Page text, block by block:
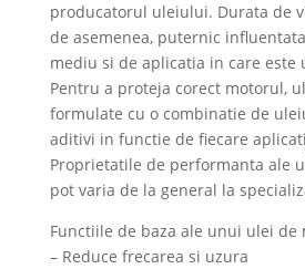
producatorul uleiului. Durata de
de asemenea, puternic
mediu si de aplicatia in care este
Pentru a proteja corect motorul,
formulate cu o combinatie de
aditivi in functie de fiecare
Proprietatile de performanta ale
pot varia de la general la
Functiile de baza ale unui ulei de
– Reduce frecarea si uzura